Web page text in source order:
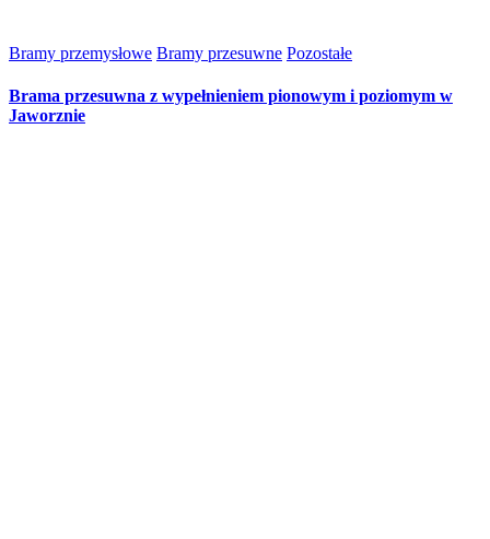
Bramy przemysłowe Bramy przesuwne Pozostałe
Brama przesuwna z wypełnieniem pionowym i poziomym w
Jaworznie